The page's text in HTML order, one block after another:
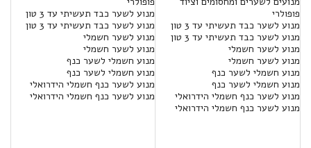
פופולרי
מנוע לשער כבד תעשיתי עד 3 טון
מנוע לשער כבד תעשיתי עד 3 טון
מנוע לשער חשמלי
מנוע לשער חשמלי
מנוע חשמלי לשער כנף
מנוע חשמלי לשער כנף
מנוע לשער כנף חשמלי הידרואלי
מנוע לשער כנף חשמלי הידרואלי
מנוע לשער כבד תעשיתי עד 3 טון
מנוע לשער כבד תעשיתי עד 3 טון
מנוע לשער חשמלי
מנוע לשער חשמלי
מנוע חשמלי לשער כנף
מנוע חשמלי לשער כנף
מנוע לשער כנף חשמלי הידרואלי
מנוע לשער כנף חשמלי הידרואלי